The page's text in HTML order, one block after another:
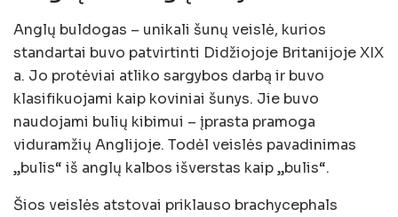
Anglų buldogas – unikali šunų veislė, kurios
standartai buvo patvirtinti Didžiojoje Britanijoje XIX
a. Jo protėviai atliko sargybos darbą ir buvo
klasifikuojami kaip koviniai šunys. Jie buvo
naudojami bulių kibimui – įprasta pramoga
viduramžių Anglijoje. Todėl veislės pavadinimas
„bulis“ iš anglų kalbos išverstas kaip „bulis“.
Šios veislės atstovai priklauso brachycephals